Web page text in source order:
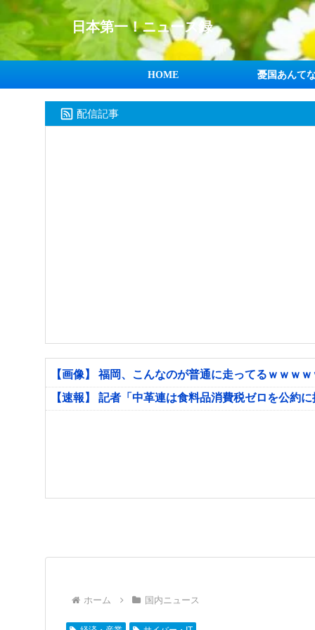
日本第一！ニュース録
HOME 憂国あんて
配信記事
【画像】 福岡、こんなのが普通に走ってるｗｗｗ
【速報】 記者「中革連は食料品消費税ゼロを公約
ホーム 国内ニュース